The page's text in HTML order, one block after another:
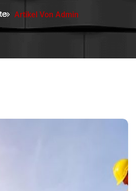
Artikel Von Admin